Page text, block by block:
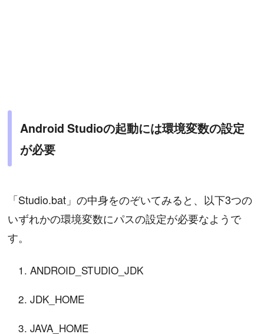
Android Studioの起動には環境変数の設定
が必要
「Studio.bat」の中身をのぞいてみると、以下3つの
いずれかの環境変数にパスの設定が必要なようで
す。
ANDROID_STUDIO_JDK
JDK_HOME
JAVA_HOME